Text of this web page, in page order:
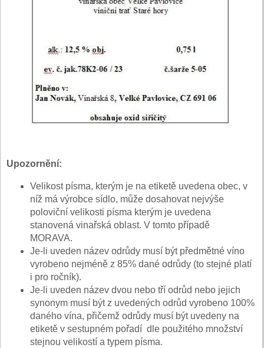
Upozornění:
Velikost písma, kterým je na etiketě uvedena obec, v
níž má výrobce sídlo, může dosahovat nejvýše
poloviční velikosti písma kterým je uvedena
stanovená vinařská oblast. V tomto případě
MORAVA.
Je-li uveden název odrůdy musí být předmětné víno
vyrobeno nejméně z 85% dané odrůdy (to stejné platí
i pro ročník).
Je-li uveden název dvou nebo tří odrůd nebo jejich
synonym musí být z uvedených odrůd vyrobeno 100%
daného vína, přičemž odrůdy musí být uvedeny na
etiketě v sestupném pořadí dle použitého množství
stejnou velikostí a typem písma.